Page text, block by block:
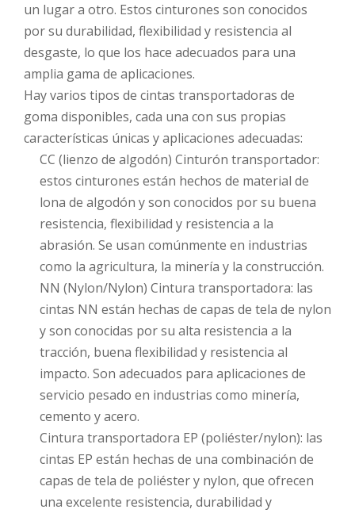
un lugar a otro. Estos cinturones son conocidos
por su durabilidad, flexibilidad y resistencia al
desgaste, lo que los hace adecuados para una
amplia gama de aplicaciones.
Hay varios tipos de cintas transportadoras de
goma disponibles, cada una con sus propias
características únicas y aplicaciones adecuadas:
CC (lienzo de algodón) Cinturón transportador:
estos cinturones están hechos de material de
lona de algodón y son conocidos por su buena
resistencia, flexibilidad y resistencia a la
abrasión. Se usan comúnmente en industrias
como la agricultura, la minería y la construcción.
NN (Nylon/Nylon) Cintura transportadora: las
cintas NN están hechas de capas de tela de nylon
y son conocidas por su alta resistencia a la
tracción, buena flexibilidad y resistencia al
impacto. Son adecuados para aplicaciones de
servicio pesado en industrias como minería,
cemento y acero.
Cintura transportadora EP (poliéster/nylon): las
cintas EP están hechas de una combinación de
capas de tela de poliéster y nylon, que ofrecen
una excelente resistencia, durabilidad y